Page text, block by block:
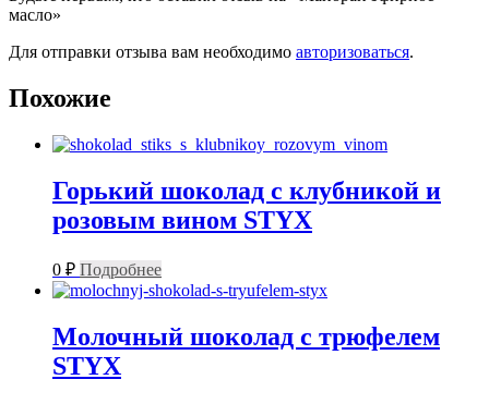
масло»
Для отправки отзыва вам необходимо авторизоваться.
Похожие
Горький шоколад с клубникой и
розовым вином STYX
0 ₽ Подробнее
Молочный шоколад с трюфелем
STYX